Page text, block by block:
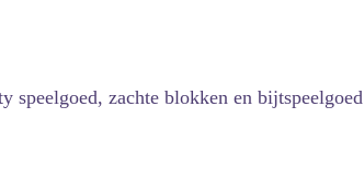
speelgoed, zachte blokken en bijtspeelgoed